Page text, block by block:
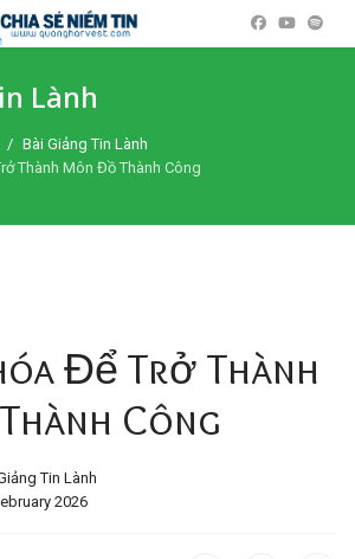
Lành
Bài Giảng Tin Lành
Thành Môn Đồ Thành Công
Để Trở Thành
Công
Tin Lành
2026